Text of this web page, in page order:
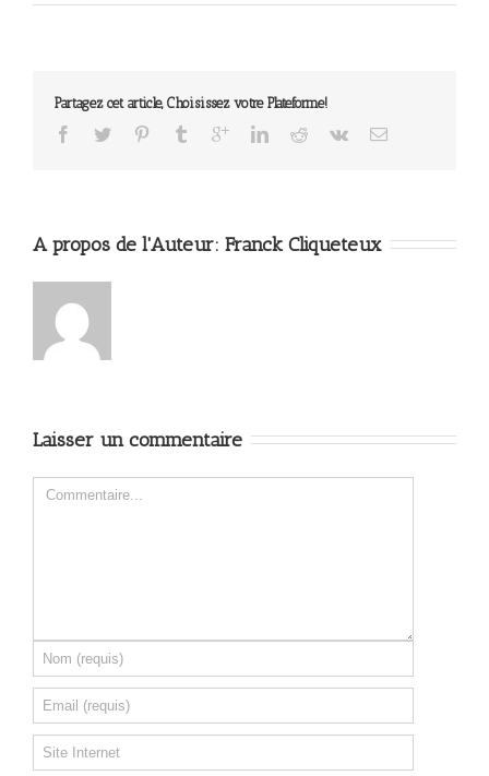
Partagez cet article, Choisissez votre Plateforme!
A propos de l'Auteur: Franck Cliqueteux
Laisser un commentaire